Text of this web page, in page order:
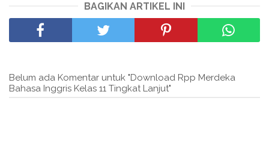
BAGIKAN ARTIKEL INI
Belum ada Komentar untuk "Download Rpp Merdeka
Bahasa Inggris Kelas 11 Tingkat Lanjut"